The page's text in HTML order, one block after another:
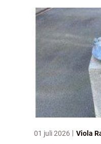
01 juli 2026 Viola